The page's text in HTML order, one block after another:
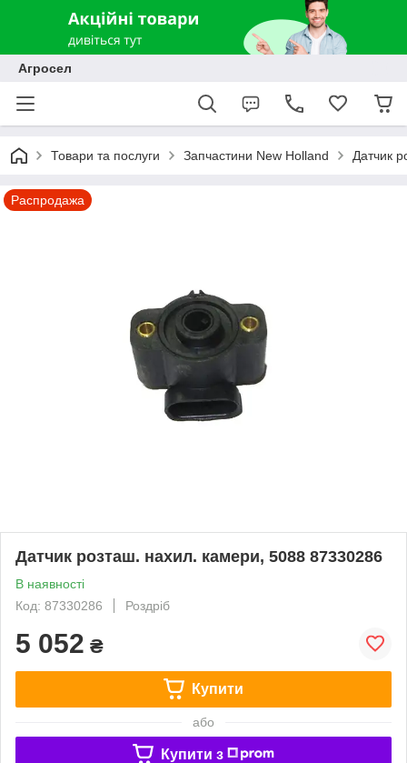
Агросел
Товари та послуги Запчастини New Holland Датчик
Распродажа
Датчик розташ. нахил. камери, 5088 87330286
В наявності
Код: 87330286
Роздріб
5 052 ₴
Купити
або
Купити з